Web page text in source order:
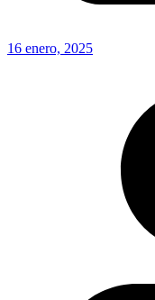
16 enero, 2025